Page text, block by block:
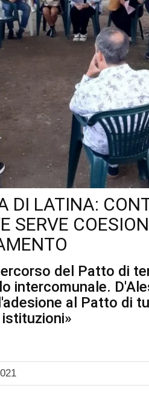
DI LATINA:
SERVE
del Patto di
intercomunale.
al Patto di